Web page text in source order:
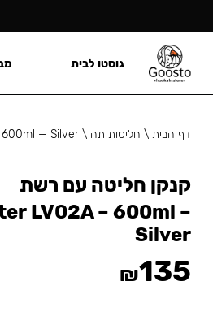
דף הבית\ חליטות תה \
— Silver
קנקן חליטה עם רשת
LV02A – 600ml –
Silver
₪135
גוסטו לבית